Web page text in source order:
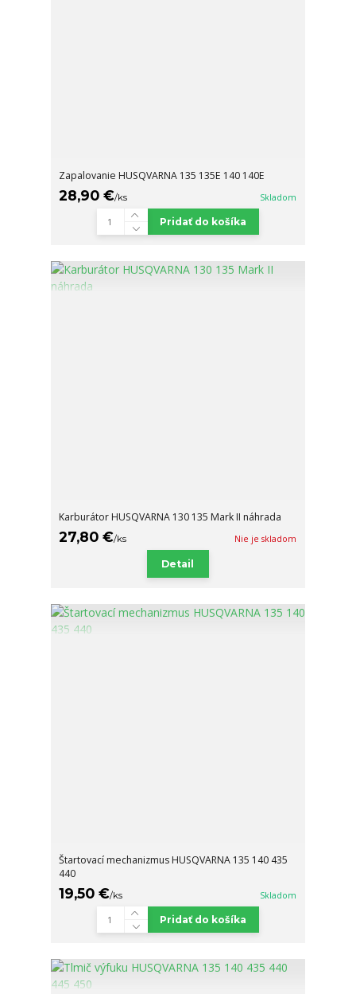
Zapalovanie HUSQVARNA 135 135E 140 140E
28,90 €/ks Skladom
Pridať do košíka
Karburátor HUSQVARNA 130 135 Mark II náhrada
27,80 €/ks Nie je skladom
Detail
Štartovací mechanizmus HUSQVARNA 135 140 435
440
19,50 €/ks Skladom
Pridať do košíka